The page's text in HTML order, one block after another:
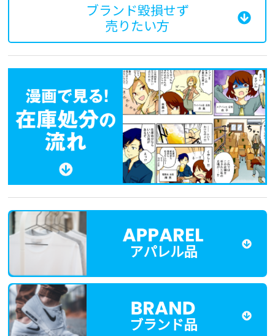
ブランド毀損せず
売りたい方
アパレル品
ブランド品